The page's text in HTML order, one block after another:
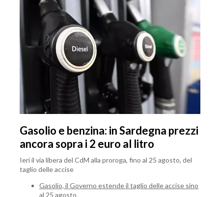
Gasolio e benzina: in Sardegna prezzi
ancora sopra i 2 euro al litro
Ieri il via libera del CdM alla proroga, fino al 25 agosto, del
taglio delle accise
Gasolio, il Governo estende il taglio delle accise sino
al 25 agosto